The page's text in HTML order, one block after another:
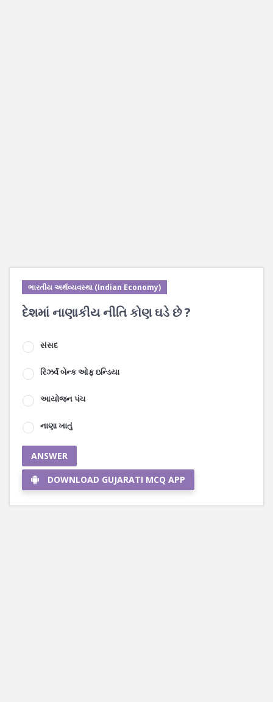
ભારતીય અર્થવ્યવસ્થા (Indian Economy)
દેશમાં નાણાકીય નીતિ કોણ ઘડે છે ?
સંસદ
રિઝર્વ બેન્ક ઓફ ઇન્ડિયા
આયોજન પંચ
નાણા ખાતું
ANSWER
DOWNLOAD GUJARATI MCQ APP